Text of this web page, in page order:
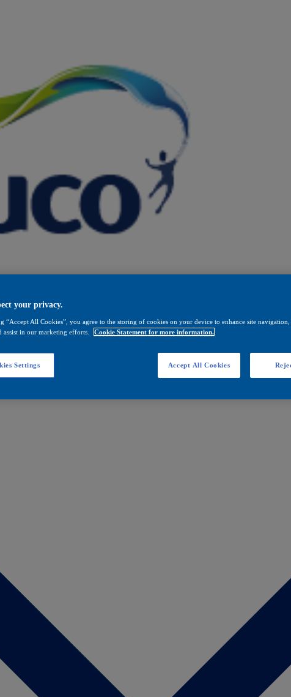
your privacy.
“Accept All Cookies”, you agree to the storing of cookies on your device to enhance site navigation,
assist in our marketing efforts.
Cookie Statement for more information.
Settings Accept All Cookies